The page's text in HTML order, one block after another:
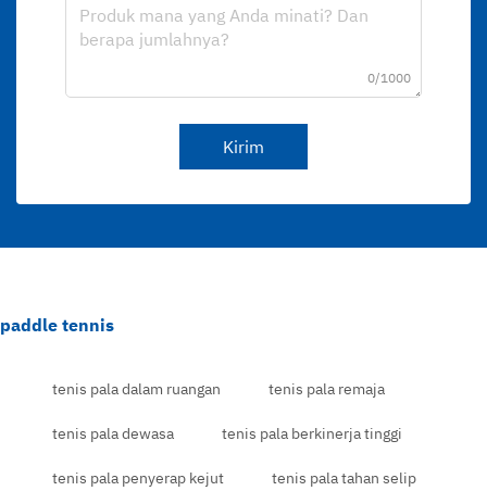
0/1000
Kirim
paddle tennis
tenis pala dalam ruangan tenis pala remaja
tenis pala dewasa tenis pala berkinerja tinggi
tenis pala penyerap kejut tenis pala tahan selip